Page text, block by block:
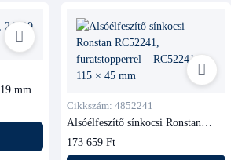
mm,
Cikkszám: 4852241
Alsóélfeszítő sínkocsi Ronstan
173 659 Ft